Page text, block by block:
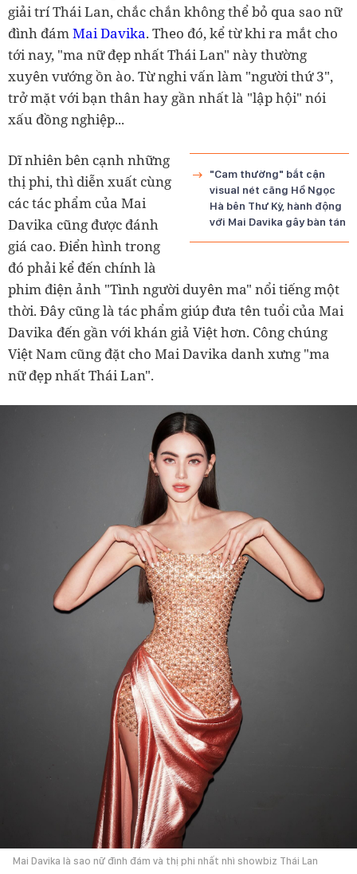
giải trí Thái Lan, chắc chắn không thể bỏ qua sao nữ
đình đámMai Davika. Theo đó, kể từ khi ra mắt cho
tới nay, "ma nữ đẹp nhất Thái Lan" này thường
xuyên vướng ồn ào. Từ nghi vấn làm "người thứ 3",
trở mặt với bạn thân hay gần nhất là "lập hội" nói
xấu đồng nghiệp...
"Cam thường" bắt cận
visual nét căng Hồ Ngọc
Hà bên Thư Kỳ, hành động
với Mai Davika gây bàn tán
Dĩ nhiên bên cạnh những
thị phi, thì diễn xuất cùng
các tác phẩm của Mai
Davika cũng được đánh
giá cao. Điển hình trong
đó phải kể đến chính là
phim điện ảnh "Tình người duyên ma" nổi tiếng một
thời. Đây cũng là tác phẩm giúp đưa tên tuổi của Mai
Davika đến gần với khán giả Việt hơn. Công chúng
Việt Nam cũng đặt cho Mai Davika danh xưng "ma
nữ đẹp nhất Thái Lan".
Mai Davika là sao nữ đình đám và thị phi nhất nhì showbiz Thái Lan